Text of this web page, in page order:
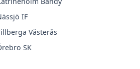
IF
Västerås
SK